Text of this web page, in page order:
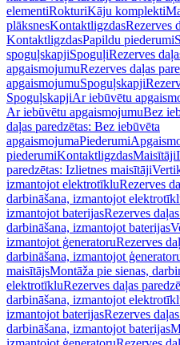
elementiRokturiKāju komplekti
plāksnesKontaktligzdasRezerves
KontaktligzdasPapildu piederumi
spoguļskapjiSpoguļiRezerves
apgaismojumuRezerves daļas
apgaismojumuSpoguļskapji
SpoguļskapjiAr iebūvētu
Ar iebūvētu apgaismojumuBez
daļas paredzētas: Bez iebūvēta
apgaismojumaPiederumi
piederumiKontaktligzdasMaisītāji
paredzētas: Izlietnes maisītāji
izmantojot elektrotīkluRezerves
darbināšana, izmantojot
izmantojot baterijasRezerves
darbināšana, izmantojot baterijas
izmantojot ģeneratoruRezerves
darbināšana, izmantojot
maisītājsMontāža pie sienas,
elektrotīkluRezerves daļas
darbināšana, izmantojot
izmantojot baterijasRezerves
darbināšana, izmantojot baterijas